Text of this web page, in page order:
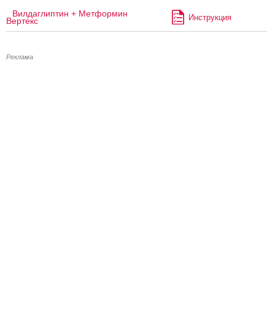
Вилдаглиптин + Метформин
Вертекс Инструкция
Реклама